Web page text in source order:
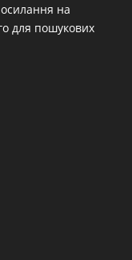
на
для пошукових